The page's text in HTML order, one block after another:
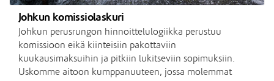
Johkun komissiolaskuri
Johkun perusrungon hinnoittelulogiikka perustuu
komissioon eikä kiinteisiin pakottaviin
kuukausimaksuihin ja pitkiin lukitseviin sopimuksiin.
Uskomme aitoon kumppanuuteen, jossa molemmat